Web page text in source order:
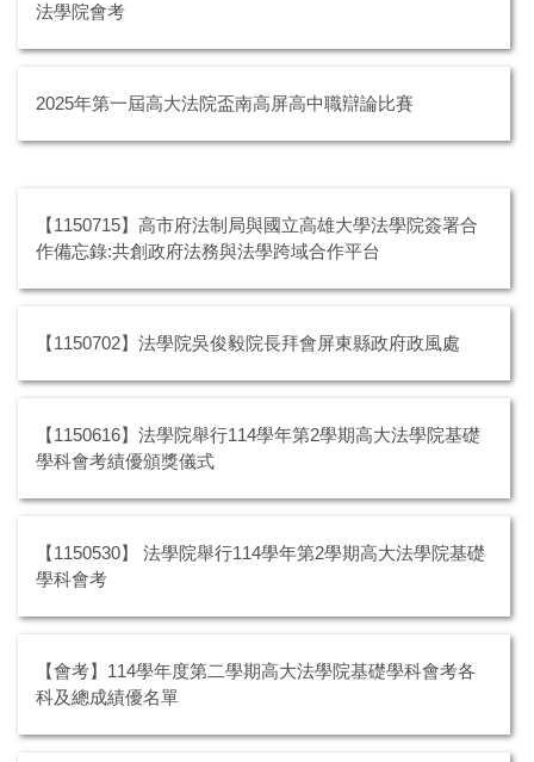
法學院會考
2025年第一屆高大法院盃南高屏高中職辯論比賽
【1150715】高市府法制局與國立高雄大學法學院簽署合
作備忘錄:共創政府法務與法學跨域合作平台
【1150702】法學院吳俊毅院長拜會屏東縣政府政風處
【1150616】法學院舉行114學年第2學期高大法學院基礎
學科會考績優頒獎儀式
【1150530】 法學院舉行114學年第2學期高大法學院基礎
學科會考
【會考】114學年度第二學期高大法學院基礎學科會考各
科及總成績優名單